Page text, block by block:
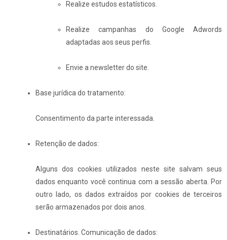
Realize estudos estatísticos.
Realize campanhas do Google Adwords
adaptadas aos seus perfis.
Envie a newsletter do site.
Base jurídica do tratamento:
Consentimento da parte interessada.
Retenção de dados:
Alguns dos cookies utilizados neste site salvam seus
dados enquanto você continua com a sessão aberta. Por
outro lado, os dados extraídos por cookies de terceiros
serão armazenados por dois anos.
Destinatários. Comunicação de dados: